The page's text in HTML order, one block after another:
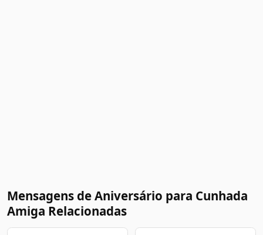
Mensagens de Aniversário para Cunhada
Amiga Relacionadas